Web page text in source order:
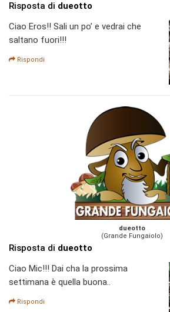
Risposta di dueotto
Ciao Eros!! Sali un po’ e vedrai che
saltano fuori!!!
Rispondi
dueotto
(Grande Fungaiolo)
Risposta di dueotto
Ciao Mic!!! Dai cha la prossima
settimana è quella buona..
Rispondi